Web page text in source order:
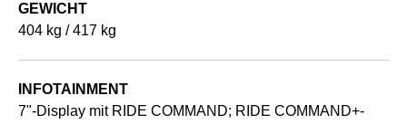
GEWICHT
404 kg / 417 kg
INFOTAINMENT
7"-Display mit RIDE COMMAND; RIDE COMMAND+-